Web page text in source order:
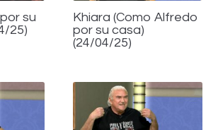
su
25)
Khiara (Como Alfredo
por su casa)
(24/04/25)